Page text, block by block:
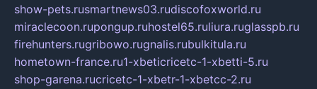
show-pets.rusmartnews03.rudiscofoxworld.ru
miraclecoon.rupongup.ruhostel65.ruliura.ruglasspb.ru
firehunters.rugribowo.rugnalis.rubulkitula.ru
hometown-france.ru1-xbeticricetc-1-xbetti-5.ru
shop-garena.rucricetc-1-xbetr-1-xbetcc-2.ru